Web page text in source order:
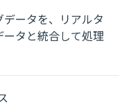
ータを、リアルタ
ータと統合して処理